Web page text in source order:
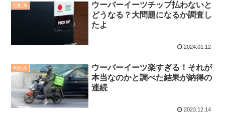
宅配系
ウーバーイーツチップ払わないと
どうなる？大問題になるか調査し
たよ
2024.01.12
宅配系
ウーバーイーツ楽すぎる！それが
本当なのかと調べた結果が納得の
連続
2023.12.14